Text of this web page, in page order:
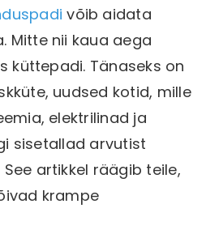
võib aidata
Mitte nii kaua aega
küttepadi. Tänaseks on
uudsed kotid, mille
elektrilinad ja
sisetallad arvutist
artikkel räägib teile,
krampe